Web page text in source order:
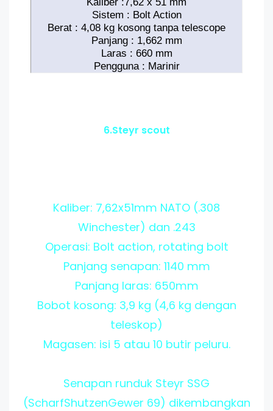
Sistem : Bolt Action
Berat : 4,08 kg kosong tanpa telescope
Panjang : 1,662 mm
Laras : 660 mm
Pengguna : Marinir
6.Steyr scout
Kaliber: 7,62x51mm NATO (.308
Winchester) dan .243
Operasi: Bolt action, rotating bolt
Panjang senapan: 1140 mm
Panjang laras: 650mm
Bobot kosong: 3,9 kg (4,6 kg dengan
teleskop)
Magasen: isi 5 atau 10 butir peluru.
Senapan runduk Steyr SSG
(ScharfShutzenGewer 69) dikembangkan